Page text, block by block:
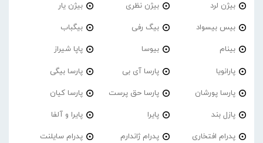
بیژن لرد بیژن نظری بیژن یار
بیس بیسواد بیگ رفی بیگباب
بینام بیوسا پاپا شیراز
پارانویا پارسا آی بی پارسا بیگی
پارسا پورشان پارسا حق پرست پارسا کیان
پازل بند پایرا پایرا و آلفا
پدرام افتخاری پدرام ژاندارم پدرام‌ سایلنت